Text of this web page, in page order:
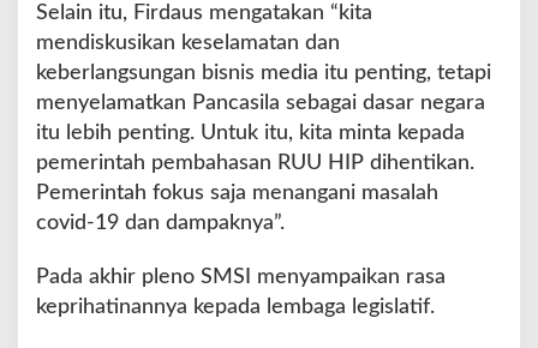
Selain itu, Firdaus mengatakan “kita
mendiskusikan keselamatan dan
keberlangsungan bisnis media itu penting, tetapi
menyelamatkan Pancasila sebagai dasar negara
itu lebih penting. Untuk itu, kita minta kepada
pemerintah pembahasan RUU HIP dihentikan.
Pemerintah fokus saja menangani masalah
covid-19 dan dampaknya”.
Pada akhir pleno SMSI menyampaikan rasa
keprihatinannya kepada lembaga legislatif.